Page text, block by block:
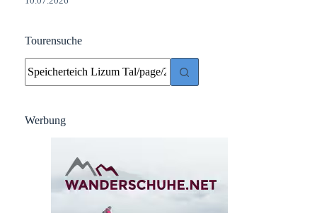
Tourensuche
Ergebnisse
Werbung